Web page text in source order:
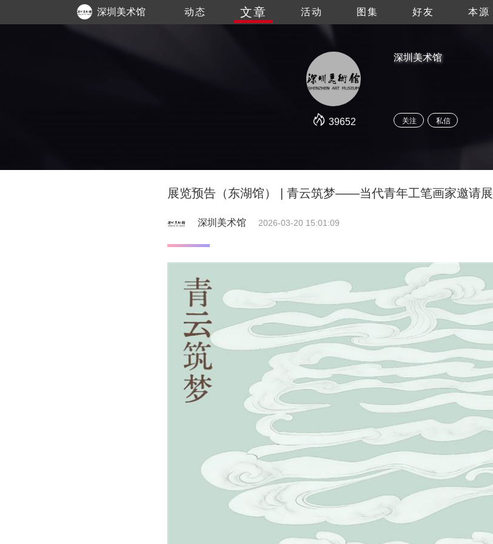
深圳美术馆 动态 文章 活动 图集 好友 本源
39652
深圳美术馆
关注 私信
展览预告（东湖馆） | 青云筑梦——当代青年工笔画家邀请展
深圳美术馆 2026-03-20 15:01:09